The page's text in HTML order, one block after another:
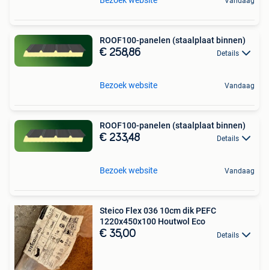
ROOF100-panelen (staalplaat binnen)
€ 258,86 Details
Bezoek website Vandaag
ROOF100-panelen (staalplaat binnen)
€ 233,48 Details
Bezoek website Vandaag
Steico Flex 036 10cm dik PEFC
1220x450x100 Houtwol Eco
€ 35,00 Details